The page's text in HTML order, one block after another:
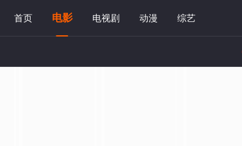
首页 电影 电视剧 动漫 综艺